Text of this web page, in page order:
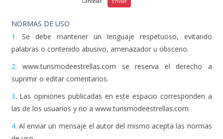
NORMAS DE USO
1. Se debe mantener un lenguaje respetuoso, evitando
palabras o contenido abusivo, amenazador u obsceno.
2. www.turismodeestrellas.com se reserva el derecho a
suprimir o editar comentarios.
3. Las opiniones publicadas en este espacio corresponden a
las de los usuarios y no a www.turismodeestrellas.com
4. Al enviar un mensaje el autor del mismo acepta las normas